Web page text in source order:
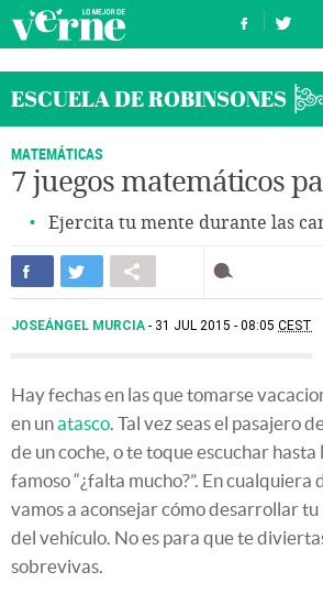
ESCUELA DE ROBINSONES
MATEMÁTICAS
7 juegos matemáticos
Ejercita tu mente durante las
JOSEÁNGEL MURCIA 31 JUL 2015 - 08:05 CEST
Hay fechas en las que tomarse
en unatasco. Tal vez seas el pasajero
de un coche, o te toque escuchar hasta
famoso “¿falta mucho?”. En cualquiera
vamos a aconsejar cómo desarrollar
del vehículo. No es para que te
sobrevivas.